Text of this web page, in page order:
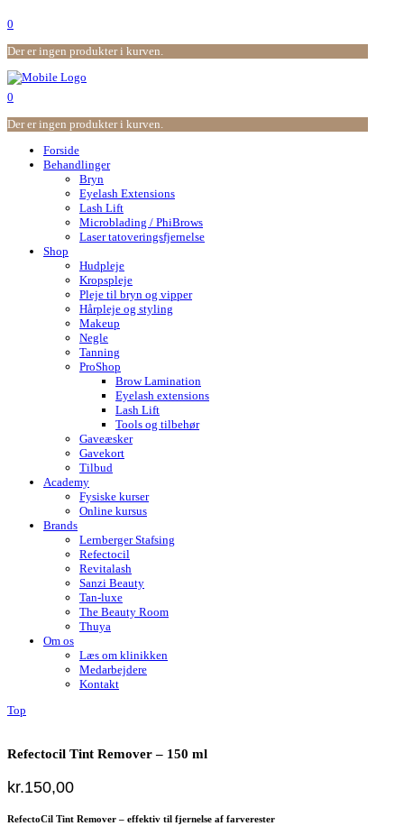
0
Der er ingen produkter i kurven.
0
Der er ingen produkter i kurven.
Forside
Behandlinger
Bryn
Eyelash Extensions
Lash Lift
Microblading / PhiBrows
Laser tatoveringsfjernelse
Shop
Hudpleje
Kropspleje
Pleje til bryn og vipper
Hårpleje og styling
Makeup
Negle
Tanning
ProShop
Brow Lamination
Eyelash extensions
Lash Lift
Tools og tilbehør
Gaveæsker
Gavekort
Tilbud
Academy
Fysiske kurser
Online kursus
Brands
Lernberger Stafsing
Refectocil
Revitalash
Sanzi Beauty
Tan-luxe
The Beauty Room
Thuya
Om os
Læs om klinikken
Medarbejdere
Kontakt
Top
Refectocil Tint Remover – 150 ml
kr.150,00
RefectoCil Tint Remover – effektiv til fjernelse af farverester